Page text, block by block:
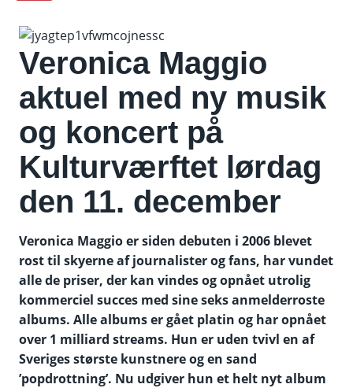
Veronica Maggio
aktuel med ny musik
og koncert på
Kulturværftet lørdag
den 11. december
Veronica Maggio er siden debuten i 2006 blevet
rost til skyerne af journalister og fans, har vundet
alle de priser, der kan vindes og opnået utrolig
kommerciel succes med sine seks anmelderroste
albums. Alle albums er gået platin og har opnået
over 1 milliard streams. Hun er uden tvivl en af
Sveriges største kunstnere og en sand
’popdrottning’. Nu udgiver hun et helt nyt album